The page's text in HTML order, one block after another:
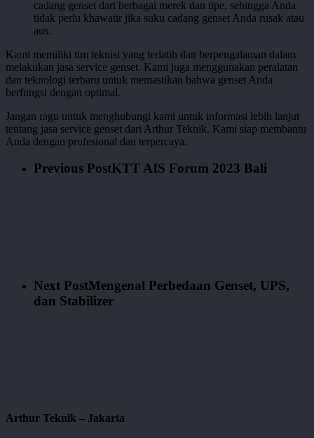
cadang genset dari berbagai merek dan tipe, sehingga Anda
tidak perlu khawatir jika suku cadang genset Anda rusak atau
aus.
Kami memiliki tim teknisi yang terlatih dan berpengalaman dalam
melakukan jasa service genset. Kami juga menggunakan peralatan
dan teknologi terbaru untuk memastikan bahwa genset Anda
berfungsi dengan optimal.
Jangan ragu untuk menghubungi kami untuk informasi lebih lanjut
tentang jasa service genset dari Arthur Teknik. Kami siap membantu
Anda dengan profesional dan terpercaya.
Previous PostKTT AIS Forum 2023 Bali
Next PostMengenal Perbedaan Genset, UPS,
dan Stabilizer
Arthur Teknik – Jakarta